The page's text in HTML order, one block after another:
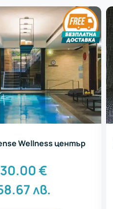
Wellness център
30.00€
лв.